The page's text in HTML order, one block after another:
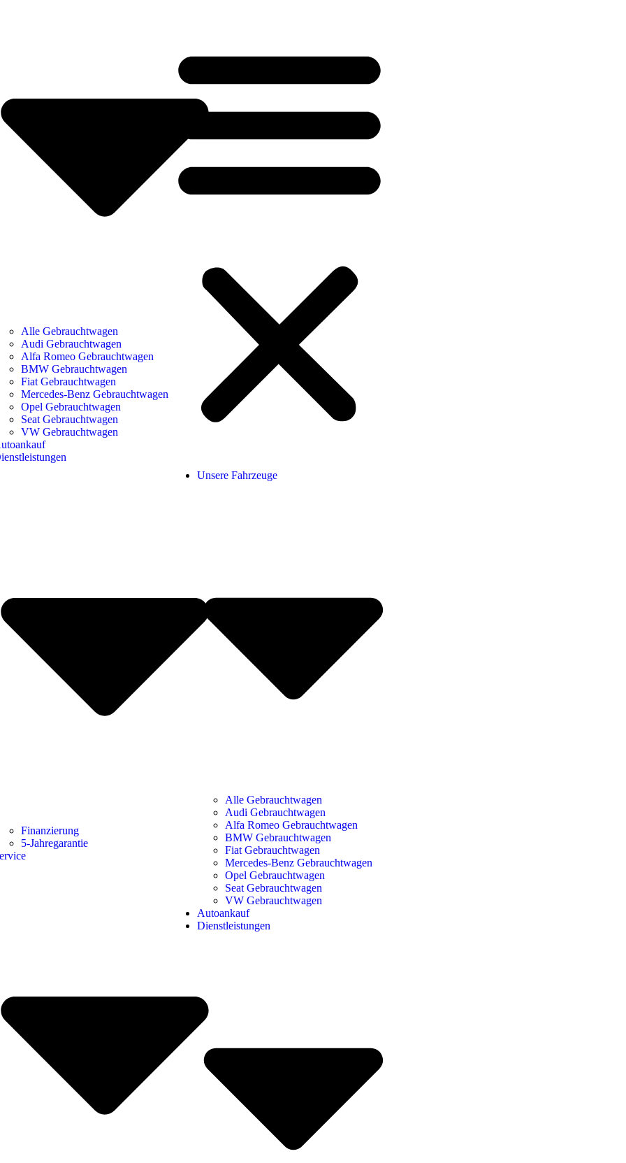
Alle Gebrauchtwagen
Audi Gebrauchtwagen
Alfa Romeo Gebrauchtwagen
BMW Gebrauchtwagen
Fiat Gebrauchtwagen
Mercedes-Benz Gebrauchtwagen
Opel Gebrauchtwagen
Seat Gebrauchtwagen
VW Gebrauchtwagen
Finanzierung
5-Jahregarantie
Unsere Fahrzeuge
Alle Gebrauchtwagen
Audi Gebrauchtwagen
Alfa Romeo Gebrauchtwagen
BMW Gebrauchtwagen
Fiat Gebrauchtwagen
Mercedes-Benz Gebrauchtwagen
Opel Gebrauchtwagen
Seat Gebrauchtwagen
VW Gebrauchtwagen
Autoankauf
Dienstleistungen